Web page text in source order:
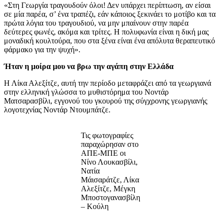
«Στη Γεωργία τραγουδούν όλοι! Δεν υπάρχει περίπτωση, αν είσαι
σε μία παρέα, σ’ ένα τραπέζι, εάν κάποιος ξεκινάει το μοτίβο και τα
πρώτα λόγια του τραγουδιού, να μην μπαίνουν στην παρέα
δεύτερες φωνές, ακόμα και τρίτες. Η πολυφωνία είναι η δική μας
μοναδική κουλτούρα, που στα ξένα είναι ένα απόλυτα θεραπευτικό
φάρμακο για την ψυχή».
Ήταν η μοίρα μου να βρω την αγάπη στην Ελλάδα
Η Λίκα Αλεξίτζε, αυτή την περίοδο μεταφράζει από τα γεωργιανά
στην ελληνική γλώσσα το μυθιστόρημα του Νοντάρ
Ματσαρασβίλι, εγγονού του γκουρού της σύγχρονης γεωργιανής
λογοτεχνίας Νοντάρ Ντουμπάτζε.
Τις φωτογραφίες
παραχώρησαν στο
ΑΠΕ-ΜΠΕ οι
Νίνο Λουκασβίλι,
Νατία
Μάισαράτζε, Λίκα
Αλεξίτζε, Μέγκη
Μποστογανασβίλη
– Κούλη